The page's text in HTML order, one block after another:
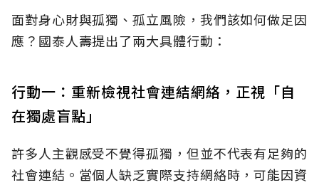
面對身心財與孤獨、孤立風險，我們該如何做足因
應？國泰人壽提出了兩大具體行動：
行動一：重新檢視社會連結網絡，正視「自
在獨處盲點」
許多人主觀感受不覺得孤獨，但並不代表有足夠的
社會連結。當個人缺乏實際支持網絡時，可能因資